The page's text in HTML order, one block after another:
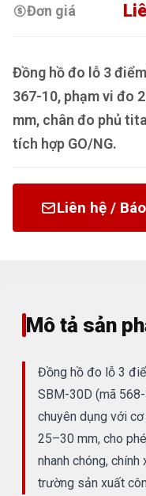
Đơn giá
Đồng hồ đo lỗ 3
367-10, phạm vi đo
mm, chân đo phủ
tích hợp GO/NG.
Liên hệ /
Mô tả sản
Đồng hồ đo lỗ 3
SBM-30D (mã
chuyên dụng với
25–30 mm, cho
nhanh chóng,
trường sản xuất